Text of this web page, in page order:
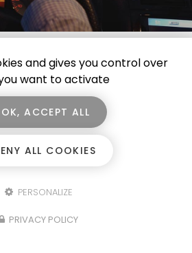
THOMAS
Taxi à Roanne
rue de Charlieu
and gives you control over
want to activate
OK, ACCEPT ALL
ALL COOKIES
PERSONALIZE
PRIVACY POLICY